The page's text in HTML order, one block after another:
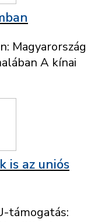
Magyarország
A kínai
is az uniós
támogatás: